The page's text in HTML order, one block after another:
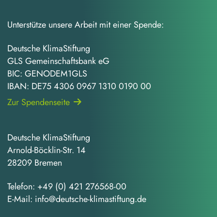
Unterstütze unsere Arbeit mit einer Spende:
Deutsche KlimaStiftung
GLS Gemeinschaftsbank eG
BIC: GENODEM1GLS
IBAN: DE75 4306 0967 1310 0190 00
Zur Spendenseite
Deutsche KlimaStiftung
Arnold-Böcklin-Str. 14
28209 Bremen
Telefon: +49 (0) 421 276568-00
E-Mail: info@deutsche-klimastiftung.de